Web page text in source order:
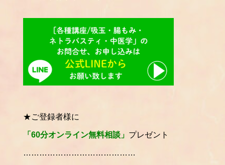
★ご登録者様に
「60分オンライン無料相談」 プレゼント
……………………………………